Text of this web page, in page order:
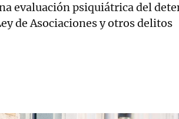
evaluación psiquiátrica del
de Asociaciones y otros delitos